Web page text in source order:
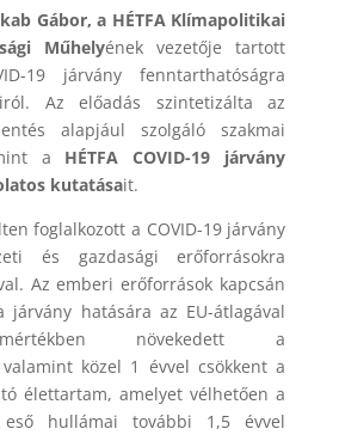
Gábor, a HÉTFA Klímapolitikai
Műhelyének vezetője tartott
19 járvány fenntarthatóságra
Az előadás szintetizálta az
alapjául szolgáló szakmai
a HÉTFA COVID-19 járvány
kutatásait.
foglalkozott a COVID-19 járvány
és gazdasági erőforrásokra
Az emberi erőforrások kapcsán
hatására az EU-átlagával
növekedett a
közel 1 évvel csökkent a
élettartam, amelyet vélhetően a
eső hullámai további 1,5 évvel